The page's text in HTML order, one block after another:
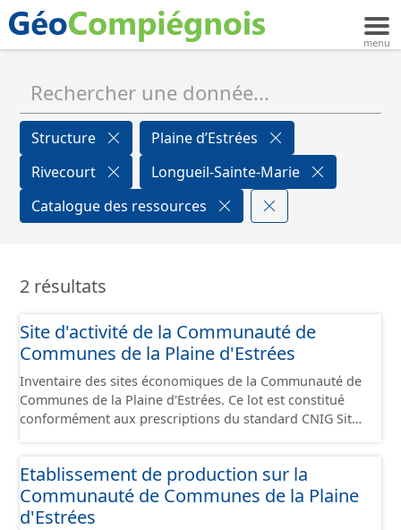
Structure
Plaine d’Estrées
Rivecourt
Longueil-Sainte-Marie
Catalogue des ressources
2 résultats
Site d'activité de la Communauté de
Communes de la Plaine d'Estrées
Inventaire des sites économiques de la Communauté de
Communes de la Plaine d'Estrées. Ce lot est constitué
conformément aux prescriptions du standard CNIG Sites
Etablissement de production sur la
Communauté de Communes de la Plaine
d'Estrées